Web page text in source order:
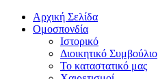
Αρχική Σελίδα
Ομοσπονδία
Ιστορικό
Διοικητικό Συμβούλιο
Το καταστατικό μας